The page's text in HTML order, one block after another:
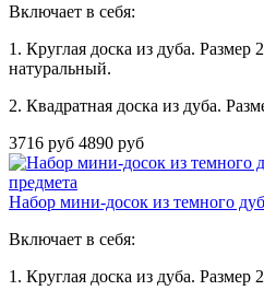
Включает в себя:
1. Круглая доска из дуба. Размер
натуральный.
2. Квадратная доска из дуба.
3716 руб 4890 руб
Набор мини-досок из темного
Включает в себя:
1. Круглая доска из дуба.